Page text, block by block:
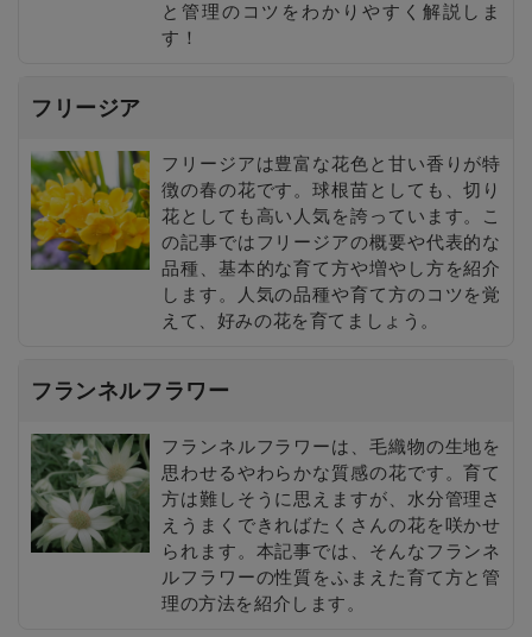
と管理のコツをわかりやすく解説しま
す！
フリージア
フリージアは豊富な花色と甘い香りが特
徴の春の花です。球根苗としても、切り
花としても高い人気を誇っています。こ
の記事ではフリージアの概要や代表的な
品種、基本的な育て方や増やし方を紹介
します。人気の品種や育て方のコツを覚
えて、好みの花を育てましょう。
フランネルフラワー
フランネルフラワーは、毛織物の生地を
思わせるやわらかな質感の花です。育て
方は難しそうに思えますが、水分管理さ
えうまくできればたくさんの花を咲かせ
られます。本記事では、そんなフランネ
ルフラワーの性質をふまえた育て方と管
理の方法を紹介します。